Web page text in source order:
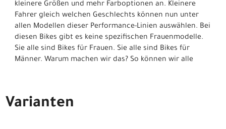
kleinere Größen und mehr Farboptionen an. Kleinere
Fahrer gleich welchen Geschlechts können nun unter
allen Modellen dieser Performance-Linien auswählen. Bei
diesen Bikes gibt es keine spezifischen Frauenmodelle.
Sie alle sind Bikes für Frauen. Sie alle sind Bikes für
Männer. Warum machen wir das? So können wir alle
Varianten